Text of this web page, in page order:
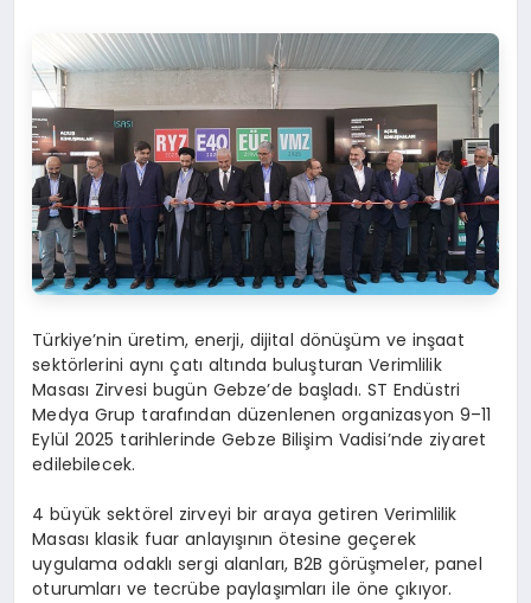
Türkiye’nin üretim, enerji, dijital dönüşüm ve inşaat
sektörlerini aynı çatı altında buluşturan Verimlilik
Masası Zirvesi bugün Gebze’de başladı. ST Endüstri
Medya Grup tarafından düzenlenen organizasyon 9–11
Eylül 2025 tarihlerinde Gebze Bilişim Vadisi’nde ziyaret
edilebilecek.
4 büyük sektörel zirveyi bir araya getiren Verimlilik
Masası klasik fuar anlayışının ötesine geçerek
uygulama odaklı sergi alanları, B2B görüşmeler, panel
oturumları ve tecrübe paylaşımları ile öne çıkıyor.